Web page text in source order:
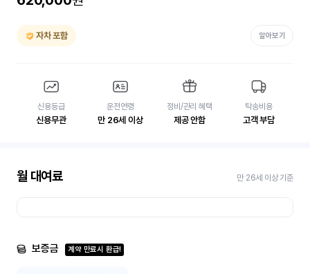
자차 포함 알아보기
신용등급
신용무관
운전연령
만 26세 이상
정비/관리 혜택
제공 안함
탁송비용
고객 부담
월 대여료 만 26세 이상 기준
보증금 계약 만료시 환급!